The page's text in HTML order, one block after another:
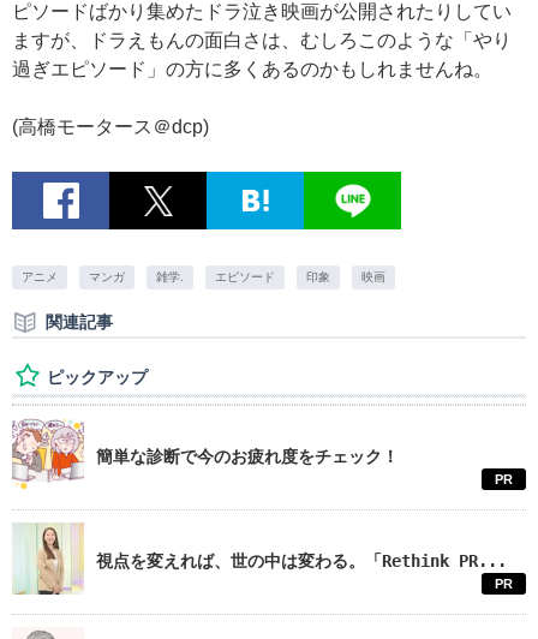
ピソードばかり集めたドラ泣き映画が公開されたりしてい
ますが、ドラえもんの面白さは、むしろこのような「やり
過ぎエピソード」の方に多くあるのかもしれませんね。
(高橋モータース＠dcp)
アニメ マンガ 雑学. エピソード 印象 映画
関連記事
ピックアップ
簡単な診断で今のお疲れ度をチェック！
PR
視点を変えれば、世の中は変わる。「Rethink PR...
PR